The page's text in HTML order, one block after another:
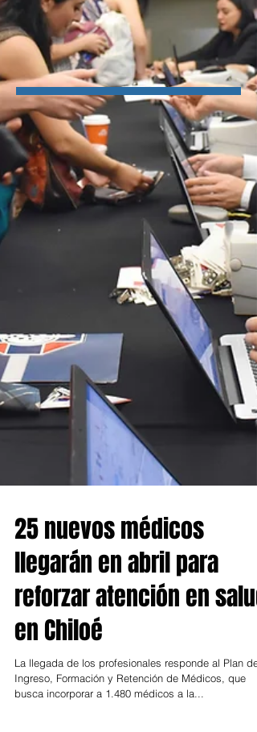
25 nuevos médicos
llegarán en abril para
reforzar atención en salud
en Chiloé